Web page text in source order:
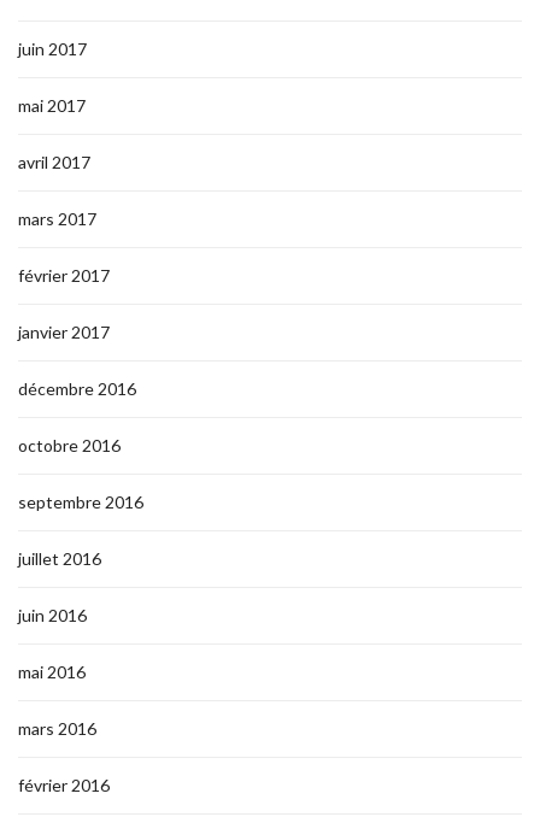
juin 2017
mai 2017
avril 2017
mars 2017
février 2017
janvier 2017
décembre 2016
octobre 2016
septembre 2016
juillet 2016
juin 2016
mai 2016
mars 2016
février 2016